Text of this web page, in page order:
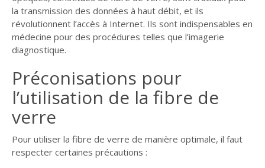
la transmission des données à haut débit, et ils
révolutionnent l’accès à Internet. Ils sont indispensables en
médecine pour des procédures telles que l’imagerie
diagnostique.
Préconisations pour
l’utilisation de la fibre de
verre
Pour utiliser la fibre de verre de manière optimale, il faut
respecter certaines précautions :